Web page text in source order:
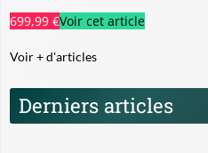
699,99 €Voir cet article
Voir + d'articles
Derniers articles